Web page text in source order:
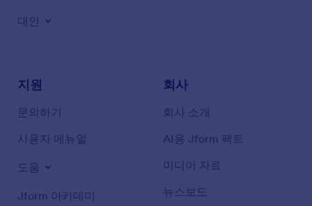
대안
지원
문의하기
사용자 메뉴얼
도움
Jform 아카데미
회사
회사 소개
AI용 Jform 팩트
미디어 자료
뉴스보도